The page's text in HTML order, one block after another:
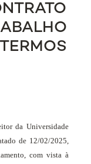
da Universidade
de 12/02/2025,
com vista à